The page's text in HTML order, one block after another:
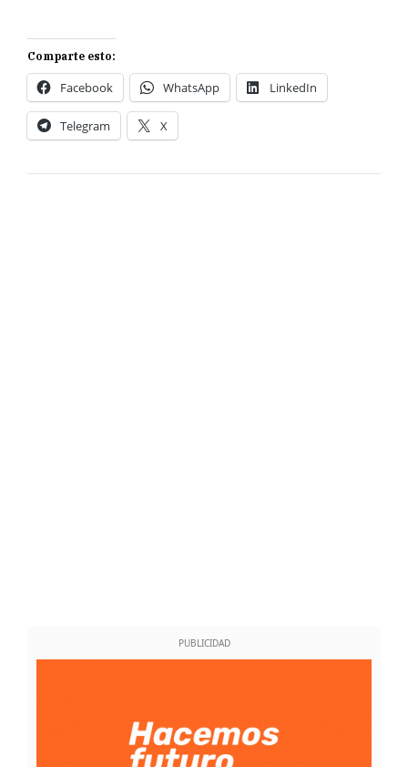
Comparte esto:
Facebook WhatsApp LinkedIn
Telegram X